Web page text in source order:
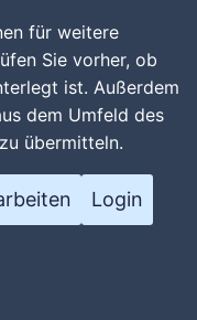
für weitere
Sie vorher, ob
ist. Außerdem
dem Umfeld des
übermitteln.
Login